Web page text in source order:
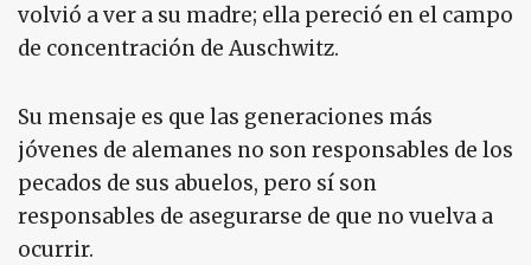
volvió a ver a su madre; ella pereció en el campo
de concentración de Auschwitz.
Su mensaje es que las generaciones más
jóvenes de alemanes no son responsables de los
pecados de sus abuelos, pero sí son
responsables de asegurarse de que no vuelva a
ocurrir.